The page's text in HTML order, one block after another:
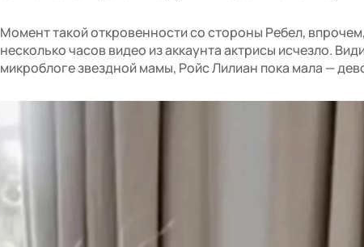
Момент такой откровенности со стороны Ребел,
несколько часов видео из аккаунта актрисы исчезло.
микроблоге звездной мамы, Ройс Лилиан пока мала —